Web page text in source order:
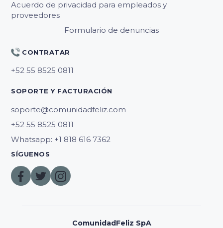
Acuerdo de privacidad para empleados y
proveedores
Formulario de denuncias
CONTRATAR
SOPORTE Y FACTURACIÓN
soporte@comunidadfeliz.com
Whatsapp: +1 818 616 7362
SÍGUENOS
ComunidadFeliz SpA